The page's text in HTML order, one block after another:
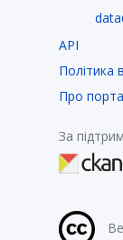
API
Політика
Про
За